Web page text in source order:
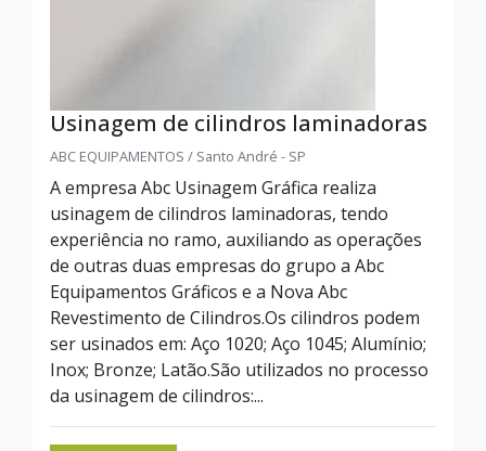
Usinagem de cilindros laminadoras
ABC EQUIPAMENTOS / Santo André - SP
A empresa Abc Usinagem Gráfica realiza
usinagem de cilindros laminadoras, tendo
experiência no ramo, auxiliando as operações
de outras duas empresas do grupo a Abc
Equipamentos Gráficos e a Nova Abc
Revestimento de Cilindros.Os cilindros podem
ser usinados em: Aço 1020; Aço 1045; Alumínio;
Inox; Bronze; Latão.São utilizados no processo
da usinagem de cilindros:...